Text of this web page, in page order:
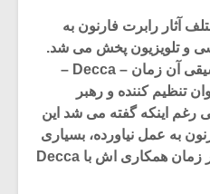
آثار رابرت فارنون به
و تلویزیون پخش می شد.
بزرگترین کمپانی پخش موسیقی آن زمان – Decca –
تنظیم کننده و رهبر
رغم اینکه گفته می شد این
به عمل نیاورده، بسیاری
از آلبوم های قابل توجه او در زمان همکاری اش با Decca